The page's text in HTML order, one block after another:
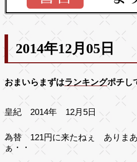
2014年12月05日
おまいらまずはランキングポチし
皇紀 2014年 12月5日
為替 121円に来たねぇ ありま
ぁ・・